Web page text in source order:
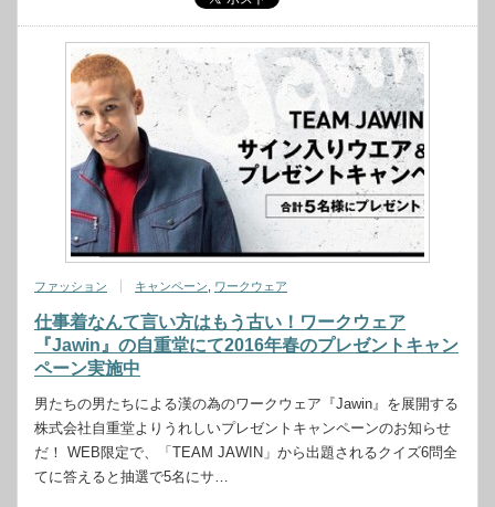
ファッション キャンペーン ワークウェア
仕事着なんて言い方はもう古い！ワークウェア
『Jawin』の自重堂にて2016年春のプレゼントキャン
ペーン実施中
男たちの男たちによる漢の為のワークウェア『Jawin』を展開する
株式会社自重堂よりうれしいプレゼントキャンペーンのお知らせ
だ！ WEB限定で、「TEAM JAWIN」から出題されるクイズ6問全
てに答えると抽選で5名にサ…